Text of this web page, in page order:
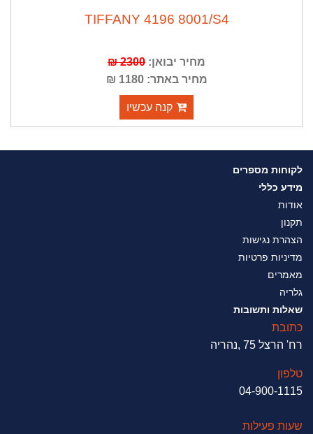
TIFFANY 4196 8001/S4
מחיר יבואן: 2300 ₪
מחיר באתר: 1180 ₪
קנה עכשיו
לקוחות מספרים
מידע כללי
אודות
תקנון
הצהרת נגישות
מדיניות פרטיות
מאמרים
גלריה
שאלות ותשובות
כתובת
רח' הרצל 75 ,נהריה
טלפון
04-900-1115
שעות פעילות